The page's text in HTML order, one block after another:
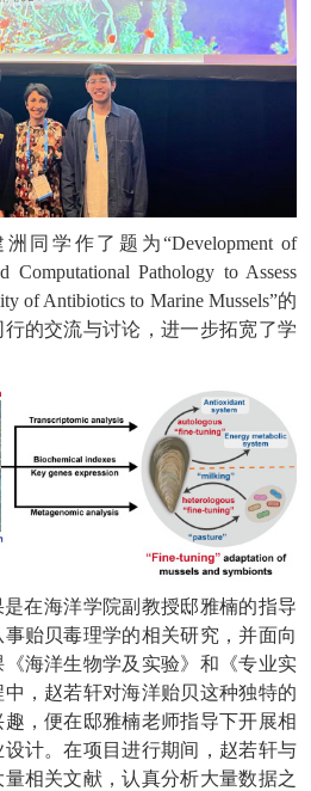
同学作了题为“Development of
Computational Pathology to Assess
of Antibiotics to Marine Mussels”的
的交流与讨论，进一步拓宽了学
在海洋学院副教授邸雅楠的指导
贻贝毒理学的相关研究，并面向
海洋生物学及实验》和《专业实
，赵若轩对海洋贻贝这种独特的
，便在邸雅楠老师指导下开展相
计。在项目进行期间，赵若轩与
相关文献，认真分析大量数据之